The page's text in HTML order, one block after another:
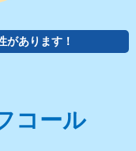
があります！
コール